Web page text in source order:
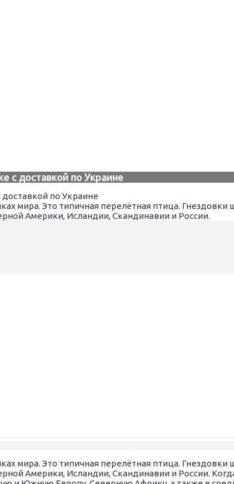
с доставкой по Украине
мира. Это типичная перелётная птица. Гнездовки
Америки, Исландии, Скандинавии и России.
мира. Это типичная перелётная птица. Гнездовки
Америки, Исландии, Скандинавии и России.